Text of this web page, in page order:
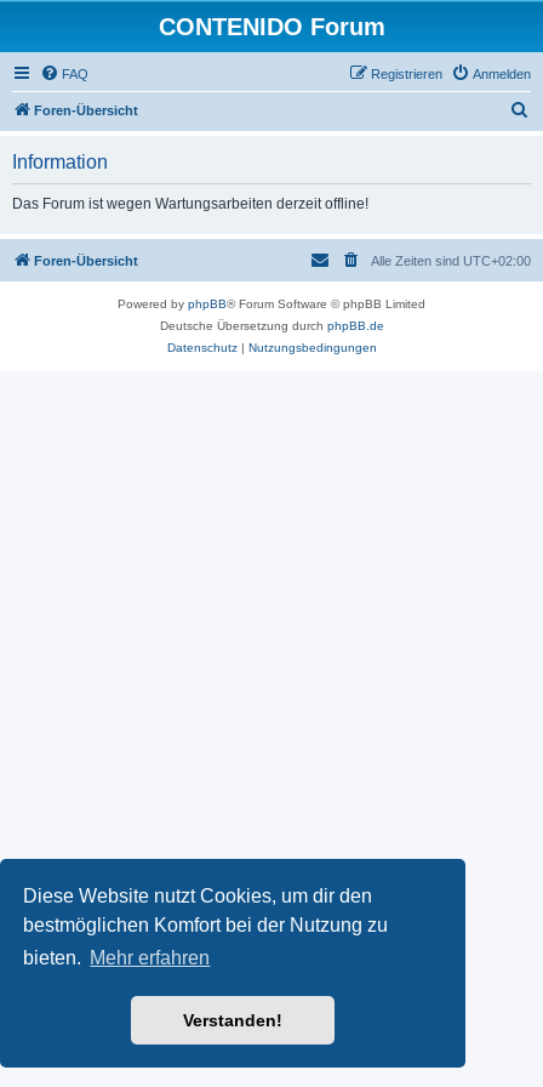
Diese Website nutzt Cookies, um dir den
bestmöglichen Komfort bei der Nutzung zu
bieten. Mehr erfahren
Verstanden!
CONTENIDO Forum
FAQ Anmelden
Registrieren
Foren-Übersicht
Information
Das Forum ist wegen Wartungsarbeiten derzeit offline!
Foren-Übersicht Alle Zeiten sind UTC+02:00
Powered by phpBB® Forum Software © phpBB Limited
Deutsche Übersetzung durch phpBB.de
Datenschutz| Nutzungsbedingungen